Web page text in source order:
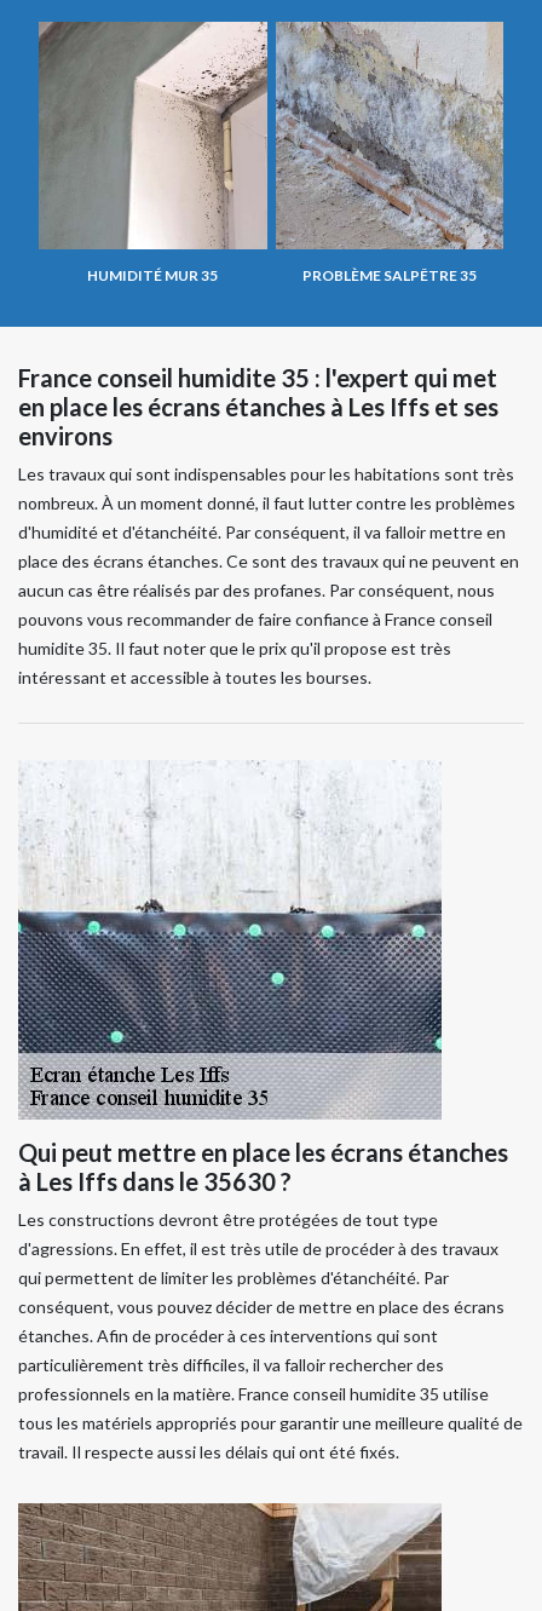
HUMIDITÉ MUR 35 PROBLÈME SALPÊTRE 35
France conseil humidite 35 : l'expert qui met
en place les écrans étanches à Les Iffs et ses
environs
Les travaux qui sont indispensables pour les habitations sont très
nombreux. À un moment donné, il faut lutter contre les problèmes
d'humidité et d'étanchéité. Par conséquent, il va falloir mettre en
place des écrans étanches. Ce sont des travaux qui ne peuvent en
aucun cas être réalisés par des profanes. Par conséquent, nous
pouvons vous recommander de faire confiance à France conseil
humidite 35. Il faut noter que le prix qu'il propose est très
intéressant et accessible à toutes les bourses.
Qui peut mettre en place les écrans étanches
à Les Iffs dans le 35630 ?
Les constructions devront être protégées de tout type
d'agressions. En effet, il est très utile de procéder à des travaux
qui permettent de limiter les problèmes d'étanchéité. Par
conséquent, vous pouvez décider de mettre en place des écrans
étanches. Afin de procéder à ces interventions qui sont
particulièrement très difficiles, il va falloir rechercher des
professionnels en la matière. France conseil humidite 35 utilise
tous les matériels appropriés pour garantir une meilleure qualité de
travail. Il respecte aussi les délais qui ont été fixés.